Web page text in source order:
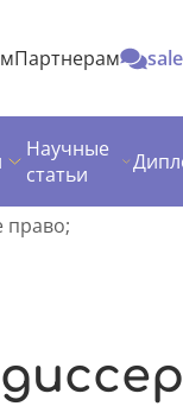
Партнерам
Научные
статьи
право;